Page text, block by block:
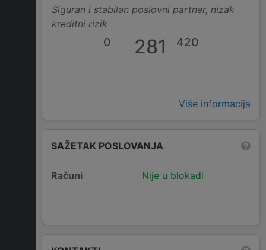
Siguran i stabilan poslovni partner, nizak
kreditni rizik
0 281 420
Više informacija
SAŽETAK POSLOVANJA
Računi Nije u blokadi